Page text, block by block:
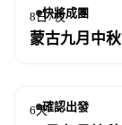
快將成團
8日7夜
蒙古九月中
確認出發
6天